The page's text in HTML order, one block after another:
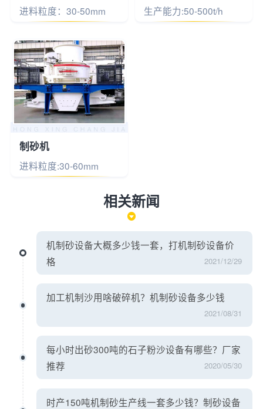
进料粒度：30-50mm 生产能力:50-500t/h
制砂机
进料粒度:30-60mm
相关新闻
机制砂设备大概多少钱一套，打机制砂设备价
格
2021/12/29
加工机制沙用啥破碎机？机制砂设备多少钱
2021/08/31
每小时出砂300吨的石子粉沙设备有哪些？厂家
推荐
2020/05/30
时产150吨机制砂生产线一套多少钱？制砂设备